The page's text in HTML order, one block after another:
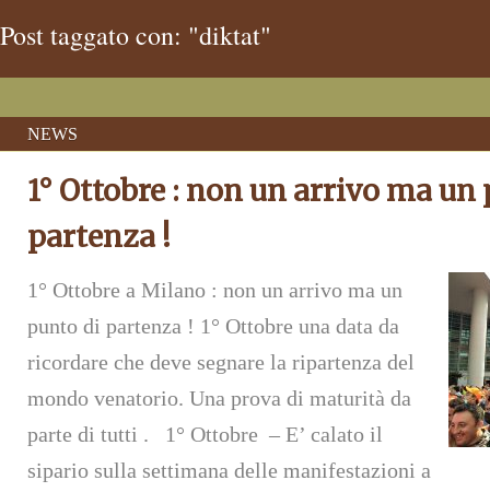
Post taggato con: "diktat"
NEWS
1° Ottobre : non un arrivo ma un
partenza !
1° Ottobre a Milano : non un arrivo ma un
punto di partenza ! 1° Ottobre una data da
ricordare che deve segnare la ripartenza del
mondo venatorio. Una prova di maturità da
parte di tutti . 1° Ottobre – E’ calato il
sipario sulla settimana delle manifestazioni a